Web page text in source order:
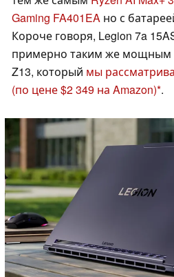
Gaming FA401EA но с
Короче говоря, Legion 7a
примерно таким же мощным
Z13, который мы
(по цене $2 349 на Amazon) .